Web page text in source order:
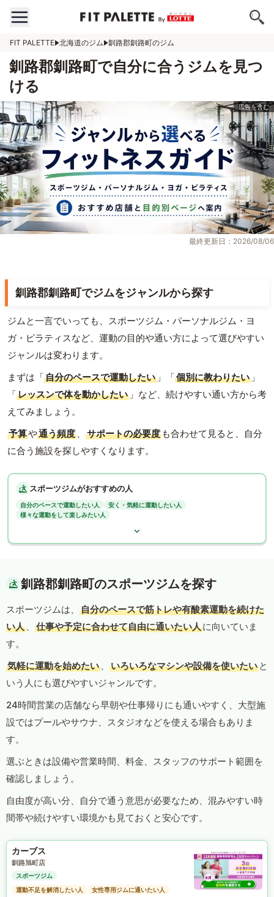
FIT PALETTE 北海道のジム 釧路郡釧路町のジム
釧路郡釧路町で自分に合うジムを見つ
ける
最終更新日：2026/08/06
釧路郡釧路町でジムをジャンルから探す
ジムと一言でいっても、スポーツジム・パーソナルジム・ヨ
ガ・ピラティスなど、運動の目的や通い方によって選びやすい
ジャンルは変わります。
まずは「自分のペースで運動したい 」「個別に教わりたい 」
「レッスンで体を動かしたい 」など、続けやすい通い方から考
えてみましょう。
予算や通う頻度 、 サポートの必要度 も合わせて見ると、自分
に合う施設を探しやすくなります。
スポーツジムがおすすめの人
自分のペースで運動したい人
安く・気軽に運動したい人
様々な運動をして楽しみたい人
釧路郡釧路町のスポーツジムを探す
スポーツジムは、
自分のペースで筋トレや有酸素運動を続けた
い人 、 仕事や予定に合わせて自由に通いたい人に向いていま
す。
気軽に運動を始めたい 、 いろいろなマシンや設備を使いたい と
いう人にも選びやすいジャンルです。
24時間営業の店舗なら早朝や仕事帰りにも通いやすく、大型施
設ではプールやサウナ、スタジオなどを使える場合もありま
す。
選ぶときは設備や営業時間、料金、スタッフのサポート範囲を
確認しましょう。
自由度が高い分、自分で通う意思が必要なため、混みやすい時
間帯や続けやすい環境かも見ておくと安心です。
カーブス
釧路旭町店
スポーツジム
運動不足を解消したい人
女性専用ジムに通いたい人